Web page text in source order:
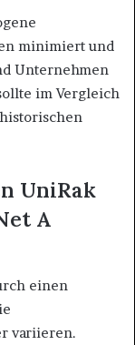
minimiert und
Unternehmen
im Vergleich
UniRak
A
einen
variieren.